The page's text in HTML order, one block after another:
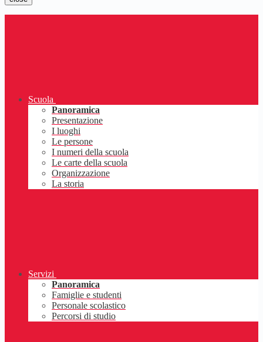
Scuola
Panoramica
Presentazione
I luoghi
Le persone
I numeri della scuola
Le carte della scuola
Organizzazione
La storia
Servizi
Panoramica
Famiglie e studenti
Personale scolastico
Percorsi di studio